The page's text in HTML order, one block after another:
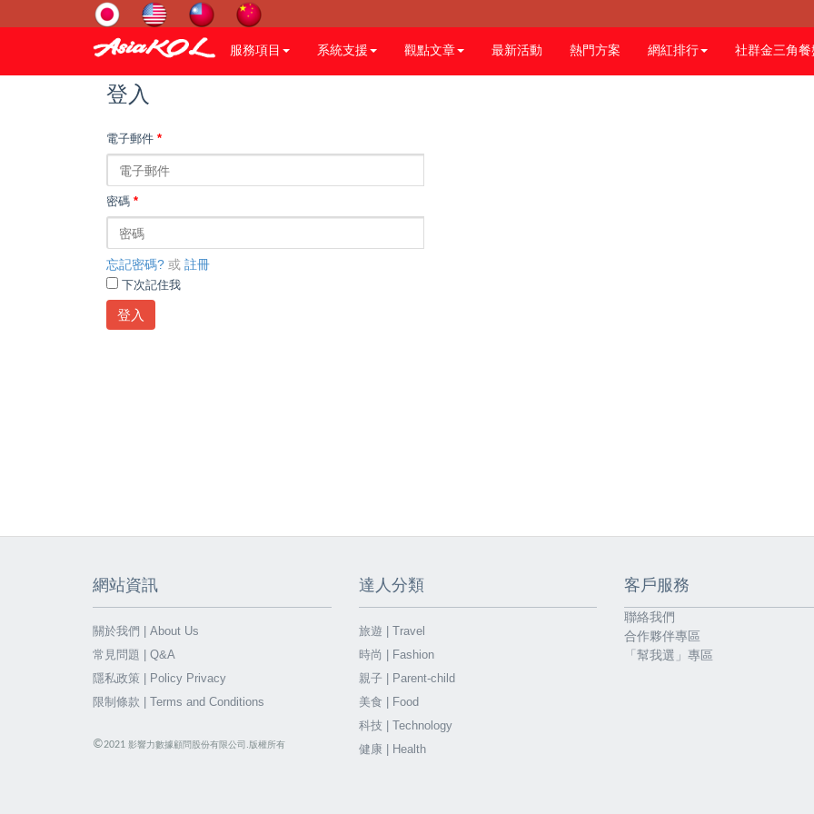
服務項目 系統支援 觀點文章 最新活動 熱門方案 網紅排行 社群金三角
登入
電子郵件 *
密碼 *
忘記密碼? 或 註冊
下次記住我
登入
網站資訊
關於我們 | About Us
常見問題 | Q&A
隱私政策 | Policy Privacy
限制條款 | Terms and Conditions
©2021 影響力數據顧問股份有限公司.版權所有
達人分類
旅遊 | Travel
時尚 | Fashion
親子 | Parent-child
美食 | Food
科技 | Technology
健康 | Health
客戶服務
聯絡我們
合作夥伴專區
「幫我選」專區